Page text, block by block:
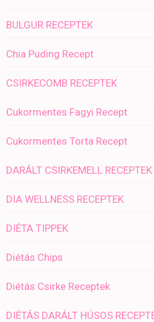
BULGUR RECEPTEK
Chia Puding Recept
CSIRKECOMB RECEPTEK
Cukormentes Fagyi Recept
Cukormentes Torta Recept
DARÁLT CSIRKEMELL RECEPTEK
DIA WELLNESS RECEPTEK
DIÉTA TIPPEK
Diétás Chips
Diétás Csirke Receptek
DIÉTÁS DARÁLT HÚSOS